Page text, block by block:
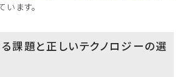
います。
課題と正しいテクノロジーの選